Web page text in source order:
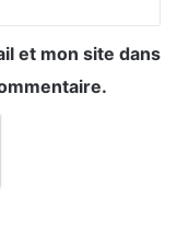
et mon site dans